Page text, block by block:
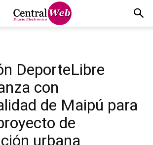
DeporteLibre
con
de Maipú para
de
urbana